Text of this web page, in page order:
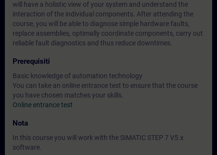
will have a holistic view of your system and understand the
interaction of the individual components. After attending the
course, you will be able to diagnose simple hardware faults,
replace assemblies, optimally coordinate components, carry out
reliable fault diagnostics and thus reduce downtimes.
Prerequisiti
Basic knowledge of automation technology
You can take an online entrance test to ensure that the course
you have chosen matches your skills.
Online entrance test
Nota
In this course you will work with the SIMATIC STEP 7 V5.x
software.